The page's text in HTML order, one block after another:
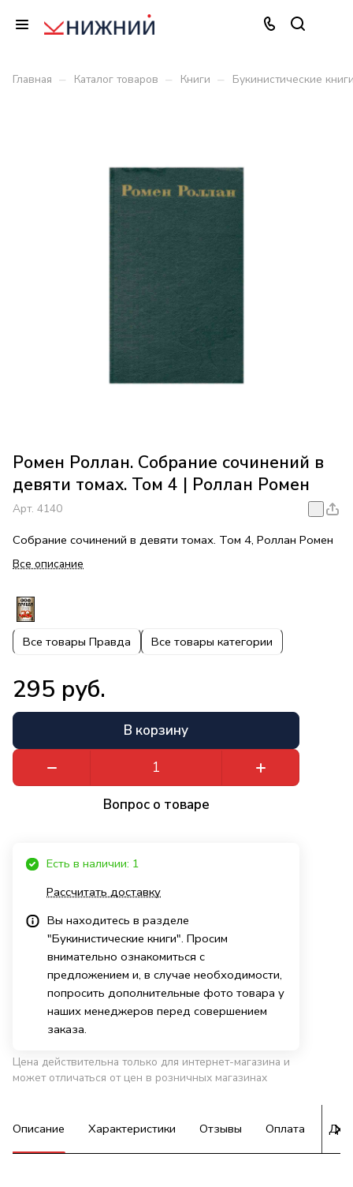
Главная – Каталог товаров – Книги – Букинистические
Ромен Роллан. Собрание сочинений в
девяти томах. Том 4 | Роллан Ромен
Арт. 4140
Собрание сочинений в девяти томах. Том 4, Роллан Ромен
Все описание
Все товары Правда Все товары категории
295 руб.
В корзину
Вопрос о товаре
Есть в наличии: 1
Рассчитать доставку
Вы находитесь в разделе
"Букинистические книги". Просим
внимательно ознакомиться с
предложением и, в случае необходимости,
попросить дополнительные фото товара у
наших менеджеров перед совершением
заказа.
Цена действительна только для интернет-магазина и
может отличаться от цен в розничных магазинах
Описание Характеристики Отзывы Оплата